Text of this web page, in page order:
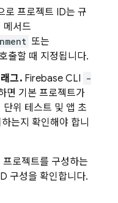
로 프로젝트 ID는 규
메서드
또는
출할 때 지정됩니다.
그. FirebaseCLI -
면 기본 프로젝트가
위 테스트 및 앱 초
는지 확인해야 합니
프로젝트를 구성하는
구성을 확인합니다.